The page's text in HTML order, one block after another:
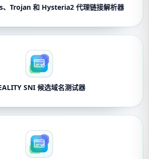
、Trojan 和 Hysteria2 代理链接解析器
SNI 候选域名测试器